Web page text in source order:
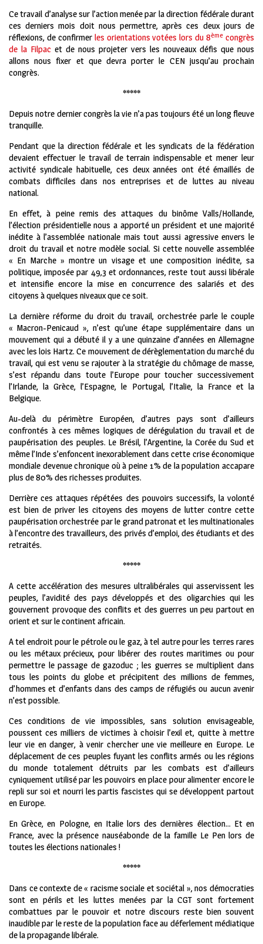
Ce travail d’analyse sur l’action menée par la direction fédérale durant
ces derniers mois doit nous permettre, après ces deux jours de
réflexions, de confirmerles orientations votées lors du 8ème congrès
de la Filpac et de nous projeter vers les nouveaux défis que nous
allons nous fixer et que devra porter le CEN jusqu’au prochain
congrès.
*****
Depuis notre dernier congrès la vie n’a pas toujours été un long fleuve
tranquille.
Pendant que la direction fédérale et les syndicats de la fédération
devaient effectuer le travail de terrain indispensable et mener leur
activité syndicale habituelle, ces deux années ont été émaillés de
combats difficiles dans nos entreprises et de luttes au niveau
national.
En effet, à peine remis des attaques du binôme Valls/Hollande,
l’élection présidentielle nous a apporté un président et une majorité
inédite à l’assemblée nationale mais tout aussi agressive envers le
droit du travail et notre modèle social. Si cette nouvelle assemblée
« En Marche » montre un visage et une composition inédite, sa
politique, imposée par 49,3 et ordonnances, reste tout aussi libérale
et intensifie encore la mise en concurrence des salariés et des
citoyens à quelques niveaux que ce soit.
La dernière réforme du droit du travail, orchestrée parle le couple
« Macron-Penicaud », n’est qu’une étape supplémentaire dans un
mouvement qui a débuté il y a une quinzaine d’années en Allemagne
avec les lois Hartz. Ce mouvement de dérèglementation du marché du
travail, qui est venu se rajouter à la stratégie du chômage de masse,
s’est répandu dans toute l’Europe pour toucher successivement
l’Irlande, la Grèce, l’Espagne, le Portugal, l’Italie, la France et la
Belgique.
Au-delà du périmètre Européen, d’autres pays sont d’ailleurs
confrontés à ces mêmes logiques de dérégulation du travail et de
paupérisation des peuples. Le Brésil, l’Argentine, la Corée du Sud et
même l’Inde s’enfoncent inexorablement dans cette crise économique
mondiale devenue chronique où à peine 1% de la population accapare
plus de 80% des richesses produites.
Derrière ces attaques répétées des pouvoirs successifs, la volonté
est bien de priver les citoyens des moyens de lutter contre cette
paupérisation orchestrée par le grand patronat et les multinationales
à l’encontre des travailleurs, des privés d’emploi, des étudiants et des
retraités.
*****
A cette accélération des mesures ultralibérales qui asservissent les
peuples, l’avidité des pays développés et des oligarchies qui les
gouvernent provoque des conflits et des guerres un peu partout en
orient et sur le continent africain.
A tel endroit pour le pétrole ou le gaz, à tel autre pour les terres rares
ou les métaux précieux, pour libérer des routes maritimes ou pour
permettre le passage de gazoduc ; les guerres se multiplient dans
tous les points du globe et précipitent des millions de femmes,
d’hommes et d’enfants dans des camps de réfugiés ou aucun avenir
n’est possible.
Ces conditions de vie impossibles, sans solution envisageable,
poussent ces milliers de victimes à choisir l’exil et, quitte à mettre
leur vie en danger, à venir chercher une vie meilleure en Europe. Le
déplacement de ces peuples fuyant les conflits armés ou les régions
du monde totalement détruits par les combats est d’ailleurs
cyniquement utilisé par les pouvoirs en place pour alimenter encore le
repli sur soi et nourri les partis fascistes qui se développent partout
en Europe.
En Grèce, en Pologne, en Italie lors des dernières élection… Et en
France, avec la présence nauséabonde de la famille Le Pen lors de
toutes les élections nationales !
*****
Dans ce contexte de « racisme sociale et sociétal », nos démocraties
sont en périls et les luttes menées par la CGT sont fortement
combattues par le pouvoir et notre discours reste bien souvent
inaudible par le reste de la population face au déferlement médiatique
de la propagande libérale.